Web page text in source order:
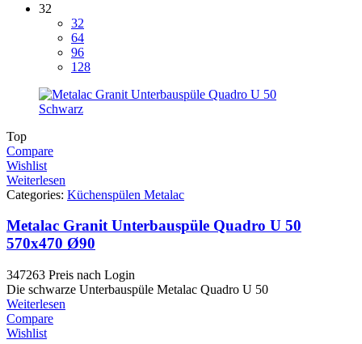
32
32
64
96
128
Top
Compare
Wishlist
Weiterlesen
Categories: Küchenspülen Metalac
Metalac Granit Unterbauspüle Quadro U 50
570x470 Ø90
347263 Preis nach Login
Die schwarze Unterbauspüle Metalac Quadro U 50
Weiterlesen
Compare
Wishlist